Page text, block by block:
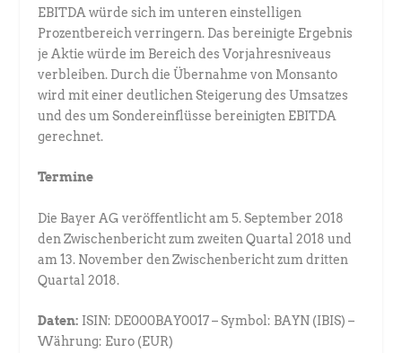
EBITDA würde sich im unteren einstelligen
Prozentbereich verringern. Das bereinigte Ergebnis
je Aktie würde im Bereich des Vorjahresniveaus
verbleiben. Durch die Übernahme von Monsanto
wird mit einer deutlichen Steigerung des Umsatzes
und des um Sondereinflüsse bereinigten EBITDA
gerechnet.
Termine
Die Bayer AG veröffentlicht am 5. September 2018
den Zwischenbericht zum zweiten Quartal 2018 und
am 13. November den Zwischenbericht zum dritten
Quartal 2018.
Daten: ISIN: DE000BAY0017 – Symbol: BAYN (IBIS) –
Währung: Euro (EUR)